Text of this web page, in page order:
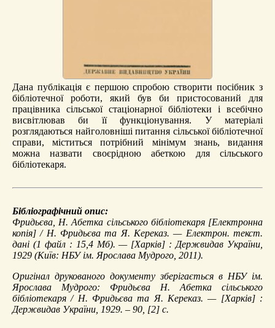
Дана публікація є першою спробою створити посібник з
бібліотечної роботи, який був би пристосований для
працівника сільської стаціонарної бібліотеки і всебічно
висвітлював би її функціонування. У матеріалі
розглядаються найголовніші питання сільської бібліотечної
справи, міститься потрібний мінімум знань, видання
можна назвати своєрідною абеткою для сільського
бібліотекаря.
Бібліографічний опис:
Фридьєва, Н.Абетка сільського бібліотекаря[Електронна
копія] / Н. Фридьєва та Я. Кереказ. — Електрон. текст.
дані (1 файл : 15,4 Мб). — [Харків] : Держвидав України,
1929 (Київ: НБУ ім. Ярослава Мудрого, 2011).
Оригінал друкованого документу зберігається в НБУ ім.
Ярослава Мудрого: Фридьєва Н. Абетка сільського
бібліотекаря / Н. Фридьєва та Я. Кереказ. — [Харків] :
Держвидав України, 1929. – 90, [2] с.